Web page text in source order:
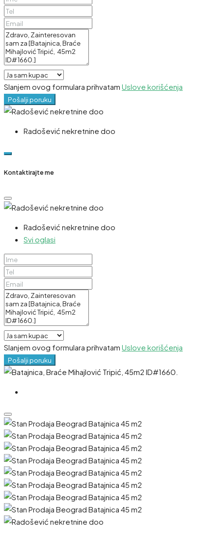
Slanjem ovog formulara prihvatam Uslove korišćenja
Pošalji poruku
Radošević nekretnine doo
Kontaktirajte me
Radošević nekretnine doo
Svi oglasi
Slanjem ovog formulara prihvatam Uslove korišćenja
Pošalji poruku